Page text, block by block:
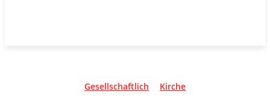
Gesellschaftlich Kirche